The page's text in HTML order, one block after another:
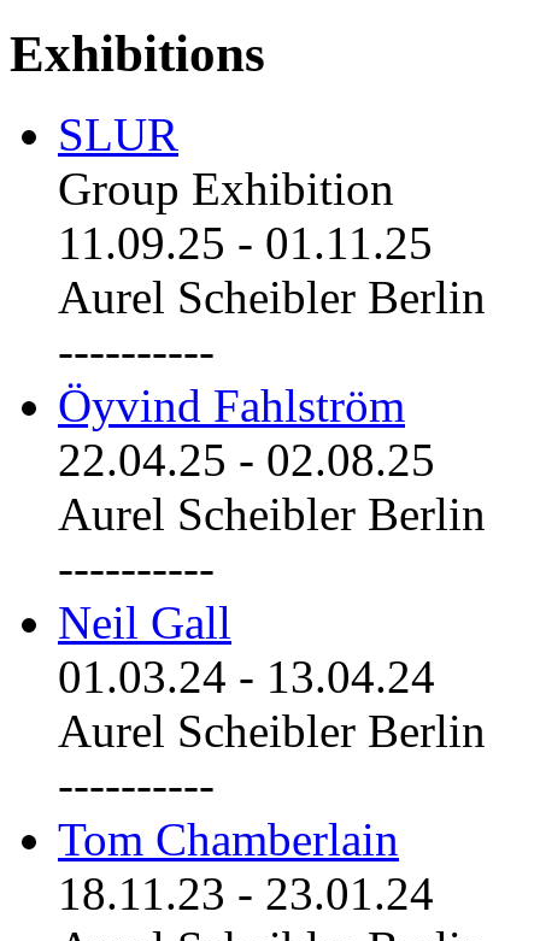
Exhibitions
SLUR
Group Exhibition
11.09.25 - 01.11.25
Aurel Scheibler Berlin
----------
Öyvind Fahlström
22.04.25 - 02.08.25
Aurel Scheibler Berlin
----------
Neil Gall
01.03.24 - 13.04.24
Aurel Scheibler Berlin
----------
Tom Chamberlain
18.11.23 - 23.01.24